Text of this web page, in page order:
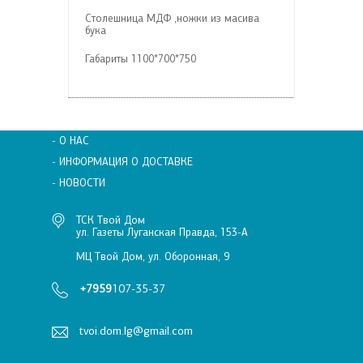
Столешница МДФ ,ножки из масива
бука
Габариты 1100*700*750
- О НАС
- ИНФОРМАЦИЯ О ДОСТАВКЕ
- НОВОСТИ
ТСК Твой Дом
ул. Газеты Луганская Правда, 153-А
МЦ Твой Дом, ул. Оборонная, 9
+7959107-35-37
tvoi.dom.lg@gmail.com